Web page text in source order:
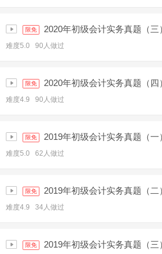
限免 2020年初级会计实务真题（三
难度5.0 90人做过
限免 2020年初级会计实务真题（四
难度4.9 90人做过
限免 2019年初级会计实务真题（一
难度5.0 62人做过
限免 2019年初级会计实务真题（二
难度4.9 34人做过
限免 2019年初级会计实务真题（三